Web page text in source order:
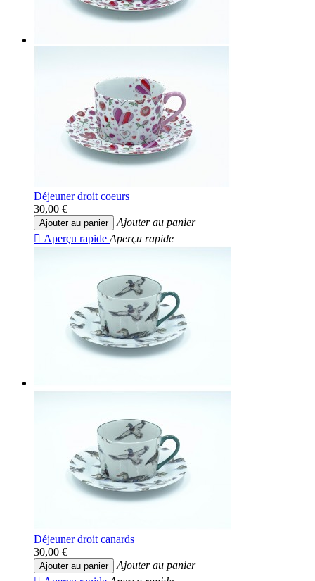
Déjeuner droit coeurs
30,00 €
Ajouter au panier
Ajouter au panier
 Aperçu rapide Aperçu rapide
Déjeuner droit canards
30,00 €
Ajouter au panier
Ajouter au panier